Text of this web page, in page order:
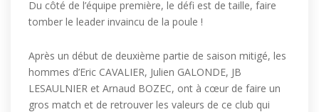
Du côté de l’équipe première, le défi est de taille, faire
tomber le leader invaincu de la poule !
Après un début de deuxième partie de saison mitigé, les
hommes d’Eric CAVALIER, Julien GALONDE, JB
LESAULNIER et Arnaud BOZEC, ont à cœur de faire un
gros match et de retrouver les valeurs de ce club qui